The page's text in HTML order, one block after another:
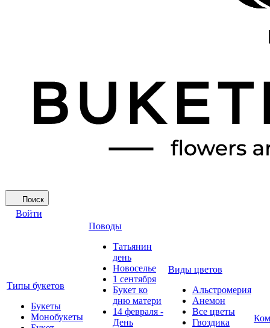
Поиск
Войти
Типы букетов
Букеты
Монобукеты
Поводы
Татьянин
день
Новоселье
1 сентября
Букет ко
дню матери
14 февраля -
День
Виды цветов
Альстромерия
Анемон
Все цветы
Гвоздика